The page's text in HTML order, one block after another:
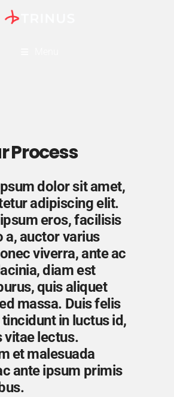
Process
dolor sit amet,
adipiscing elit.
eros, facilisis
a, auctor varius
viverra, ante ac
diam est
quis aliquet
massa. Duis felis
in luctus id,
vitae lectus.
et malesuada
ante ipsum primis